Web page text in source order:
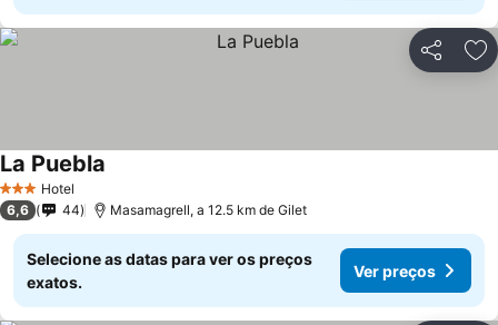
Partilhar
3 EstrelasHotel
La Puebla
6,6 44 Masamagrell, a 12.5 km de Gilet
Selecione as datas para ver os preços
exatos.
Ver preços